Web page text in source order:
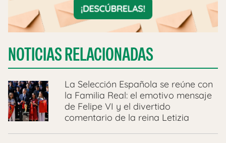
NOTICIAS RELACIONADAS
La Selección Española se reúne con
la Familia Real: el emotivo mensaje
de Felipe VI y el divertido
comentario de la reina Letizia